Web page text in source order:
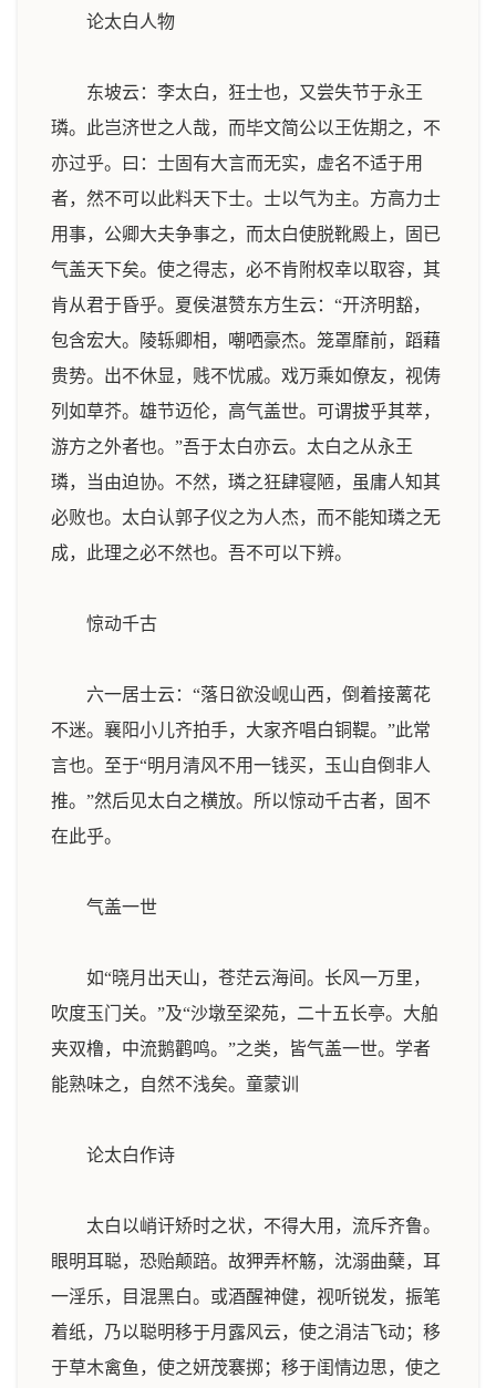
论太白人物
东坡云：李太白，狂士也，又尝失节于永王
璘。此岂济世之人哉，而毕文简公以王佐期之，不
亦过乎。曰：士固有大言而无实，虚名不适于用
者，然不可以此料天下士。士以气为主。方高力士
用事，公卿大夫争事之，而太白使脱靴殿上，固已
气盖天下矣。使之得志，必不肯附权幸以取容，其
肯从君于昏乎。夏侯湛赞东方生云：“开济明豁，
包含宏大。陵轹卿相，嘲哂豪杰。笼罩靡前，蹈藉
贵势。出不休显，贱不忧戚。戏万乘如僚友，视俦
列如草芥。雄节迈伦，高气盖世。可谓拔乎其萃，
游方之外者也。”吾于太白亦云。太白之从永王
璘，当由迫协。不然，璘之狂肆寝陋，虽庸人知其
必败也。太白认郭子仪之为人杰，而不能知璘之无
成，此理之必不然也。吾不可以下辨。
惊动千古
六一居士云：“落日欲没岘山西，倒着接蓠花
不迷。襄阳小儿齐拍手，大家齐唱白铜鞮。”此常
言也。至于“明月清风不用一钱买，玉山自倒非人
推。”然后见太白之横放。所以惊动千古者，固不
在此乎。
气盖一世
如“晓月出天山，苍茫云海间。长风一万里，
吹度玉门关。”及“沙墩至梁苑，二十五长亭。大舶
夹双橹，中流鹅鹳鸣。”之类，皆气盖一世。学者
能熟味之，自然不浅矣。 童蒙训
论太白作诗
太白以峭讦矫时之状，不得大用，流斥齐鲁。
眼明耳聪，恐贻颠踣。故狎弄杯觞，沈溺曲蘖，耳
一淫乐，目混黑白。或酒醒神健，视听锐发，振笔
着纸，乃以聪明移于月露风云，使之涓洁飞动；移
于草木禽鱼，使之妍茂褰掷；移于闺情边思，使之